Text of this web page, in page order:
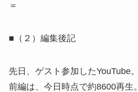
＝
■（２）編集後記
先日、ゲスト参加したYouTube。
前編は、今日時点で約8600再生。